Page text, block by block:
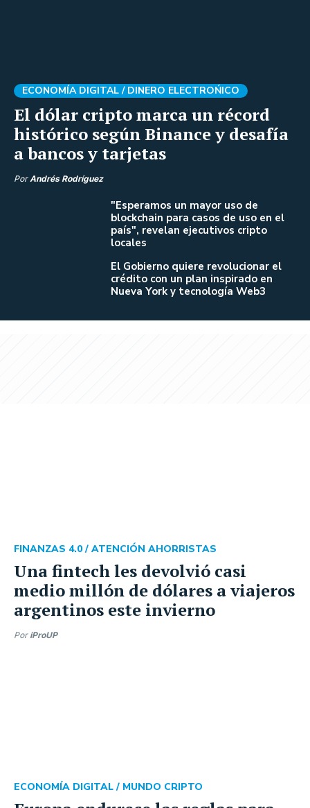
El dólar cripto marca un récord
histórico según Binance y desafía
a bancos y tarjetas
ECONOMÍA DIGITAL / DINERO ELECTROŃICO
PorAndrés Rodríguez
"Esperamos un mayor uso de
blockchain para casos de uso en el
país", revelan ejecutivos cripto
locales
El Gobierno quiere revolucionar el
crédito con un plan inspirado en
Nueva York y tecnología Web3
Una fintech les devolvió casi
medio millón de dólares a viajeros
argentinos este invierno
FINANZAS 4.0 / ATENCIÓN AHORRISTAS
Por iProUP
ECONOMÍA DIGITAL / MUNDO CRIPTO